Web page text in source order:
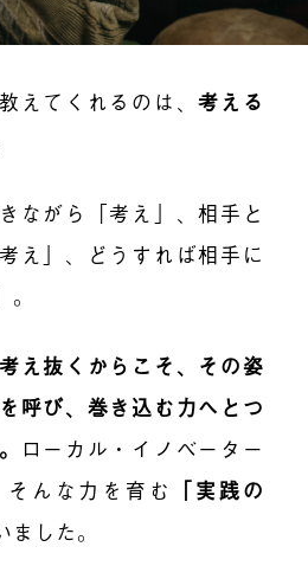
えてくれるのは、考える
ながら「考え」、相手と
え」、どうすれば相手に
え抜くからこそ、その姿
呼び、巻き込む力へとつ
。 ローカル・イノベーター
んな力を育む 「実践の
ました。